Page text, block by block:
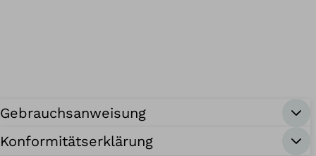
Gebrauchsanweisung
Konformitätserklärung